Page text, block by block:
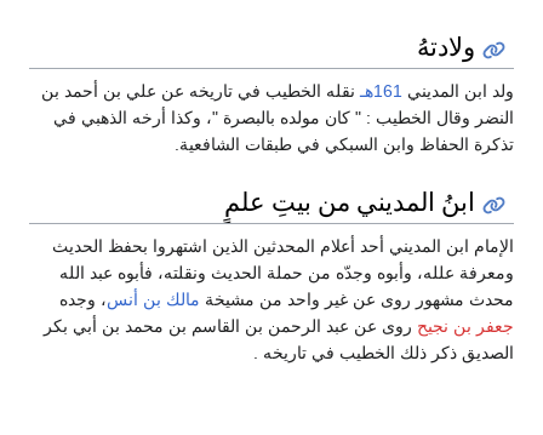
ولادتهُ
ولد ابن المديني 161هـ
نقله الخطيب في تاريخه عن علي بن أحمد بن
النضر وقال الخطيب : " كان مولده بالبصرة "، وكذا أرخه الذهبي في
تذكرة الحفاظ وابن السبكي في طبقات الشافعية.
ابنُ المديني من بيتِ علمٍ
الإمام ابن المديني أحد أعلام المحدثين الذين اشتهروا بحفظ الحديث
ومعرفة علله، وأبوه وجدّه من حملة الحديث ونقلته، فأبوه عبد الله
محدث مشهور روى عن غير واحد من مشيخة مالك بن أنس، وجده
جعفر بن نجيح روى عن عبد الرحمن بن القاسم بن محمد بن أبي بكر
الصديق ذكر ذلك الخطيب في تاريخه .